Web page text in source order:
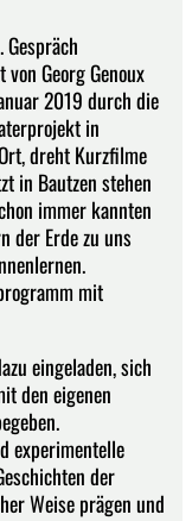
Georg Genoux
2019 durch die
in
dreht Kurzfilme
in Bautzen stehen
immer kannten
der Erde zu uns
mit
eingeladen, sich
den eigenen
experimentelle
der
Weise prägen und